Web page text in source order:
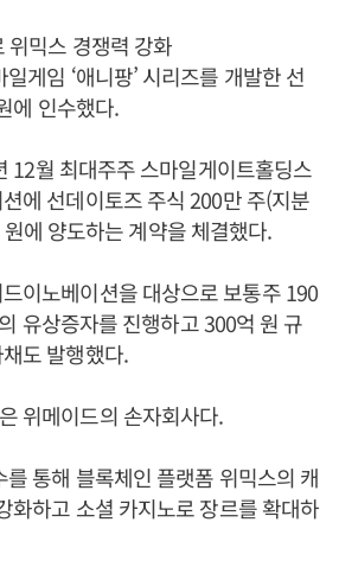
믹스 경쟁력 강화
게임 ‘애니팡’ 시리즈를 개발한 선
에 인수했다.
12월 최대주주 스마일게이트홀딩스
에 선데이토즈 주식 200만 주(지분
에 양도하는 계약을 체결했다.
이노베이션을 대상으로 보통주 190
유상증자를 진행하고 300억 원 규
도 발행했다.
위메이드의 손자회사다.
통해 블록체인 플랫폼 위믹스의 캐
화하고 소셜 카지노로 장르를 확대하